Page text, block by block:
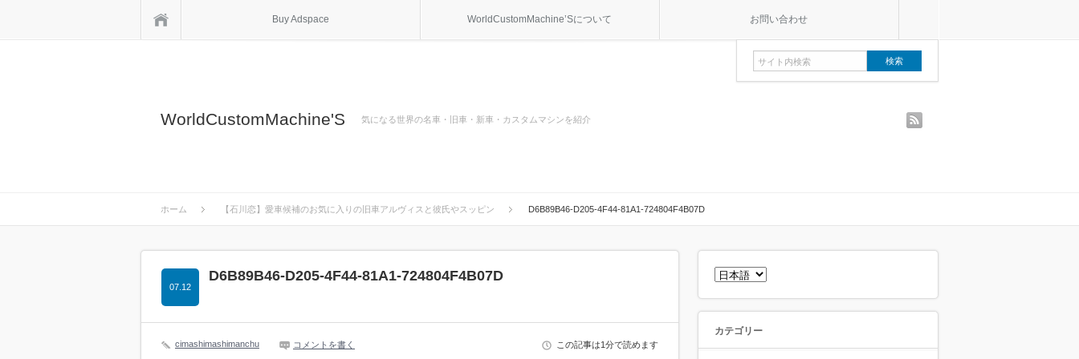
Buy Adspace WorldCustomMachine’Sについて お問い合わせ
WorldCustomMachine'S 気になる世界の名車・旧車・新車・カスタムマシンを紹介
ホーム 【石川恋】愛車候補のお気に入りの旧車アルヴィスと彼氏やスッピン D6B89B46-D205-4F44-81A1-724804F4B07D
D6B89B46-D205-4F44-81A1-724804F4B07D
07.12
cimashimashimanchu コメントを書く この記事は1分で読めます
言
語
カテゴリー